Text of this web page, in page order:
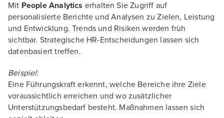
Mit People Analytics erhalten Sie Zugriff auf
personalisierte Berichte und Analysen zu Zielen, Leistung
und Entwicklung. Trends und Risiken werden früh
sichtbar. Strategische HR-Entscheidungen lassen sich
datenbasiert treffen.
Beispiel:
Eine Führungskraft erkennt, welche Bereiche ihre Ziele
voraussichtlich erreichen und wo zusätzlicher
Unterstützungsbedarf besteht. Maßnahmen lassen sich